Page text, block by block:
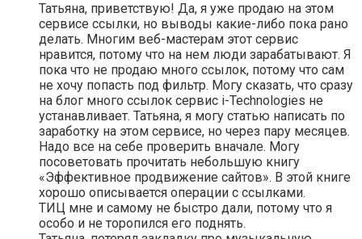
Татьяна, приветствую! Да, я уже продаю на этом
сервисе ссылки, но выводы какие-либо пока рано
делать. Многим веб-мастерам этот сервис
нравится, потому что на нем люди зарабатывают. Я
пока что не продаю много ссылок, потому что сам
не хочу попасть под фильтр. Могу сказать, что сразу
на блог много ссылок сервис i-Technologies не
устанавливает. Татьяна, я могу статью написать по
заработку на этом сервисе, но через пару месяцев.
Надо все на себе проверить вначале. Могу
посоветовать прочитать небольшую книгу
«Эффективное продвижение сайтов». В этой книге
хорошо описывается операции с ссылками.
ТИЦ мне и самому не быстро дали, потому что я
особо и не торопился его поднять.